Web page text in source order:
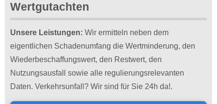
Wertgutachten
Unsere Leistungen: Wir ermitteln neben dem
eigentlichen Schadenumfang die Wertminderung, den
Wiederbeschaffungswert, den Restwert, den
Nutzungsausfall sowie alle regulierungsrelevanten
Daten. Verkehrsunfall? Wir sind für Sie 24h da!.